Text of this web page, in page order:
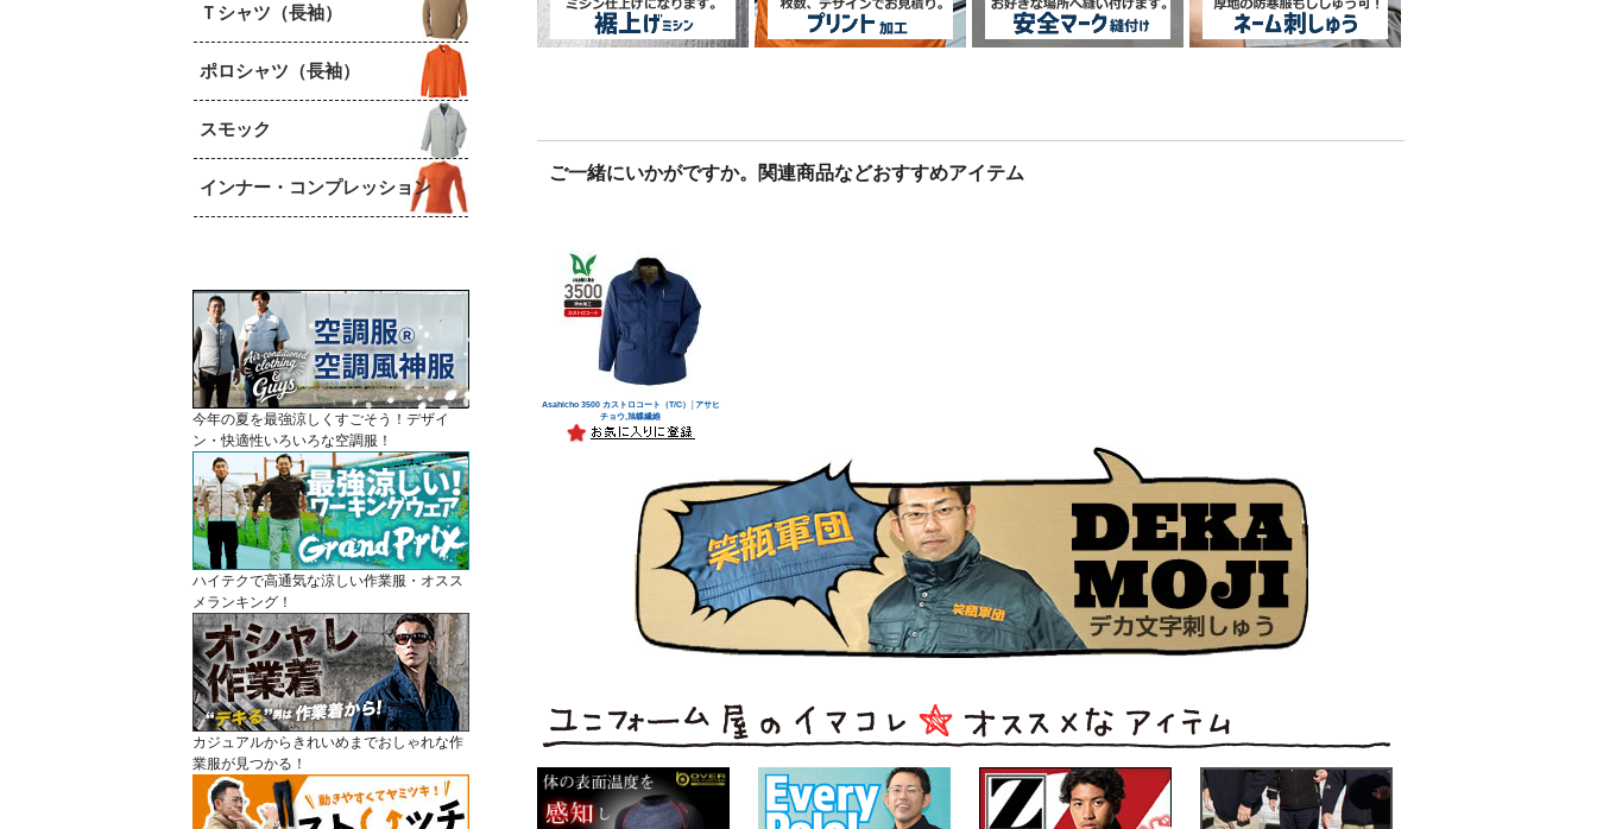
Ｔシャツ（長袖）
ポロシャツ（長袖）
スモック
インナー・コンプレッション
今年の夏を最強涼しくすごそう！デザイ
ン・快適性いろいろな空調服！
ハイテクで高通気な涼しい作業服・オスス
メランキング！
カジュアルからきれいめまでおしゃれな作
業服が見つかる！
ご一緒にいかがですか。関連商品などおすすめアイテム
Asahicho 3500 カストロコート（T/C）│アサヒ
チョウ,旭蝶繊維